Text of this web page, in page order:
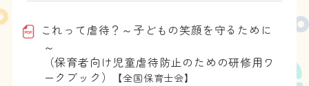
これって虐待？～子どもの笑顔を守るために
～
（保育者向け児童虐待防止のための研修用ワ
ークブック）
【全国保育士会】